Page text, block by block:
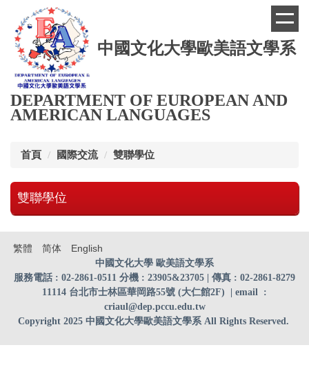
主
區
中國文化大學歐美語文學系
DEPARTMENT OF EUROPEAN AND
AMERICAN LANGUAGES
首頁 國際交流 雙聯學位
雙聯學位
繁體 简体 English
中國文化大學 歐美語文學系
服務電話 : 02-2861-0511 分機 : 23905&23705 | 傳真 : 02-2861-8279
11114 台北市士林區華岡路55號 (大仁館2F)
| email :
criaul@dep.pccu.edu.tw
Copyright 2025 中國文化大學歐美語文學系 All Rights Reserved.